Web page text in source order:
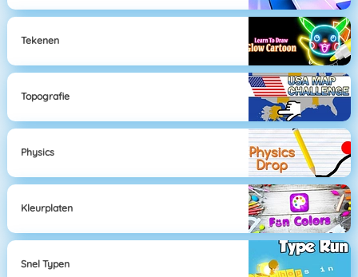
Tekenen
Topografie
Physics
Kleurplaten
Snel Typen